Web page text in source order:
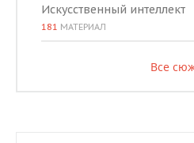
Искусственный интеллект
181 МАТЕРИАЛ
Все